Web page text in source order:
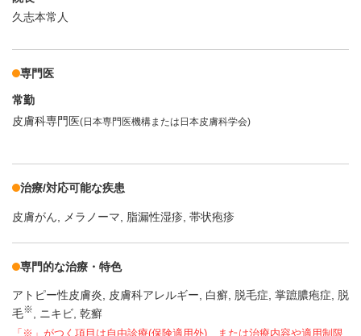
久志本常人
専門医
常勤
皮膚科専門医(日本専門医機構または日本皮膚科学会)
治療/対応可能な疾患
皮膚がん メラノーマ 脂漏性湿疹 帯状疱疹
専門的な治療・特色
アトピー性皮膚炎 皮膚科アレルギー 白癬 脱毛症 掌蹠膿疱症
脱
毛※ ニキビ 乾癬
「※」がつく項目は自由診療(保険適用外)、または治療内容や適用制限